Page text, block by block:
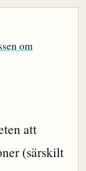
om
att
(särskilt